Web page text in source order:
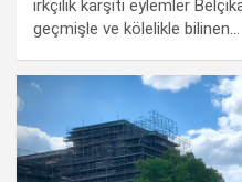
ırkçılık karşıtı eylemler
geçmişle ve kölelikle bilinen…